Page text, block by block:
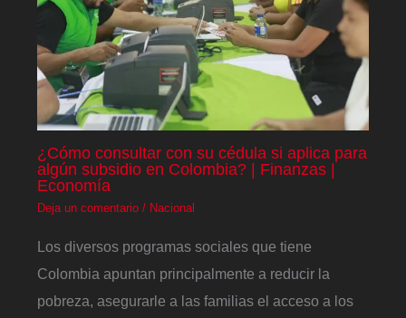
¿Cómo consultar con su cédula si aplica para
algún subsidio en Colombia? | Finanzas |
Economía
Deja un comentario / Nacional
Los diversos programas sociales que tiene
Colombia apuntan principalmente a reducir la
pobreza, asegurarle a las familias el acceso a los